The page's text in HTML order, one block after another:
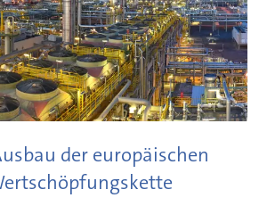
der europäischen